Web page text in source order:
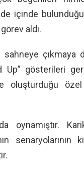
de içinde
aldı.
sahneye çıkmaya
Up” gösterileri
oluşturduğu
oynamıştır.
senaryolarının